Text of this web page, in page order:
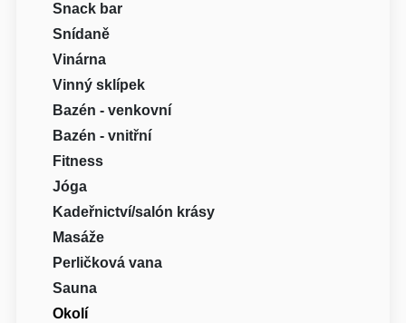
Snack bar
Snídaně
Vinárna
Vinný sklípek
Bazén - venkovní
Bazén - vnitřní
Fitness
Jóga
Kadeřnictví/salón krásy
Masáže
Perličková vana
Sauna
Okolí